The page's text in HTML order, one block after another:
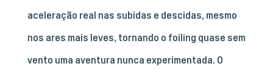
aceleração real nas subidas e descidas, mesmo
nos ares mais leves, tornando o foiling quase sem
vento uma aventura nunca experimentada. O